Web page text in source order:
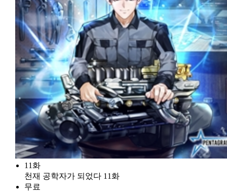
11화
천재 공학자가 되었다 11화
무료